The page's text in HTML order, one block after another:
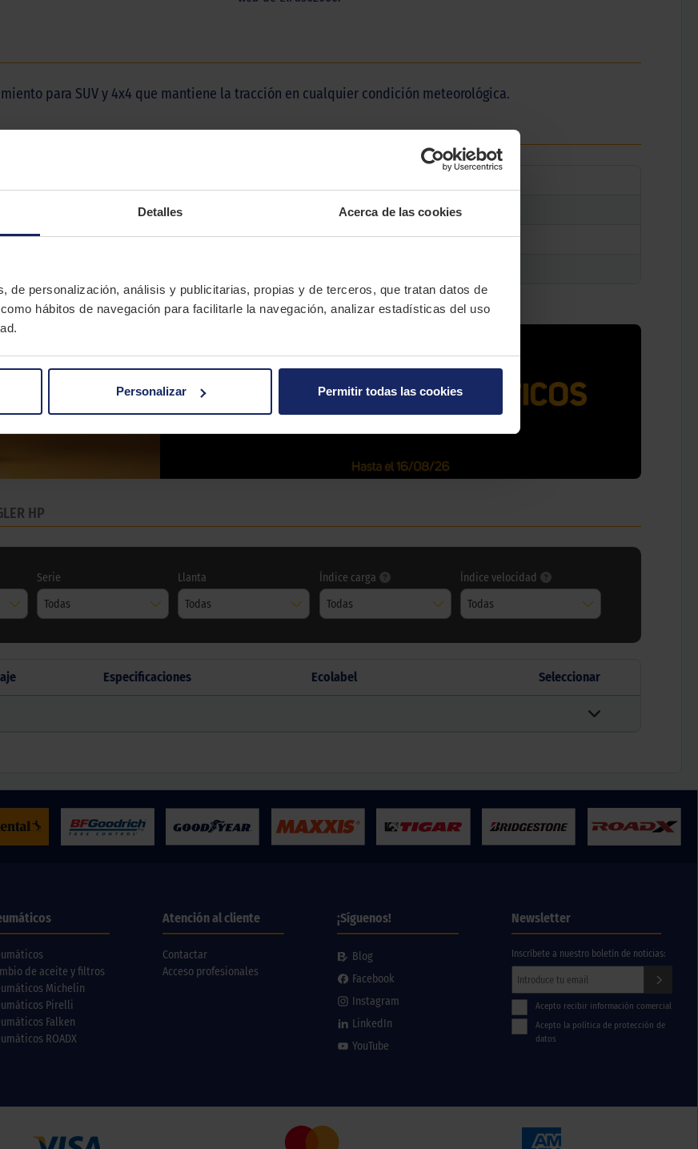
Detalles Acerca de las cookies
de personalización, análisis y publicitarias, propias y de terceros, que tratan datos de
hábitos de navegación para facilitarle la navegación, analizar estadísticas del uso
Personalizar Permitir todas las cookies
para SUV y 4x4 que mantiene la tracción en cualquier condición meteorológica.
WRANGLER HP
Verano
HP
Serie
Todas
Llanta
Todas
Índice carga
Todas
Índice velocidad
Todas
Especificaciones Ecolabel Seleccionar
de aceite y filtros
Michelin
Pirelli
Falken
ROADX
Atención al cliente
Contactar
Acceso profesionales
¡Síguenos!
Blog
Facebook
Instagram
LinkedIn
YouTube
Newsletter
Inscríbete a nuestro boletín de noticias:
Acepto recibir información comercial
Acepto la política de protección de
datos